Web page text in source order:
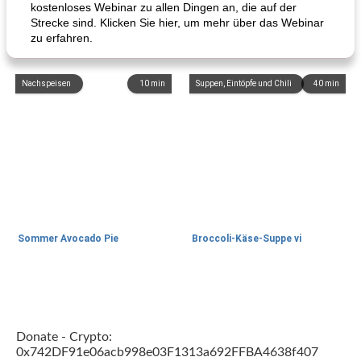
kostenloses Webinar zu allen Dingen an, die auf der
Strecke sind. Klicken Sie hier, um mehr über das Webinar
zu erfahren.
10 min
Nachspeisen
Sommer Avocado Pie
40 min
Suppen, Eintöpfe und Chili
Broccoli-Käse-Suppe vi
Donate - Crypto:
0x742DF91e06acb998e03F1313a692FFBA4638f407